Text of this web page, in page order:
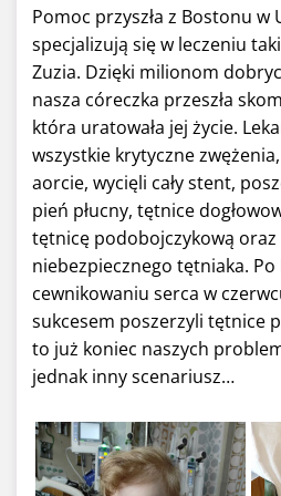
Pomoc przyszła z Bostonu w
specjalizują się w leczeniu
Zuzia. Dzięki milionom
nasza córeczka przeszła
która uratowała jej życie.
wszystkie krytyczne
aorcie, wycięli cały stent,
pień płucny, tętnice
tętnicę podobojczykową
niebezpiecznego tętniaka.
cewnikowaniu serca w
sukcesem poszerzyli tętnice
to już koniec naszych
jednak inny scenariusz…